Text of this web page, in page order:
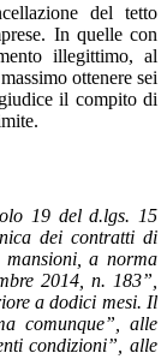
del tetto
In quelle con
illegittimo, al
ottenere sei
il compito di
19 del d.lgs. 15
dei contratti di
a norma
2014, n. 183”,
a dodici mesi. Il
comunque”, alle
condizioni”, alle